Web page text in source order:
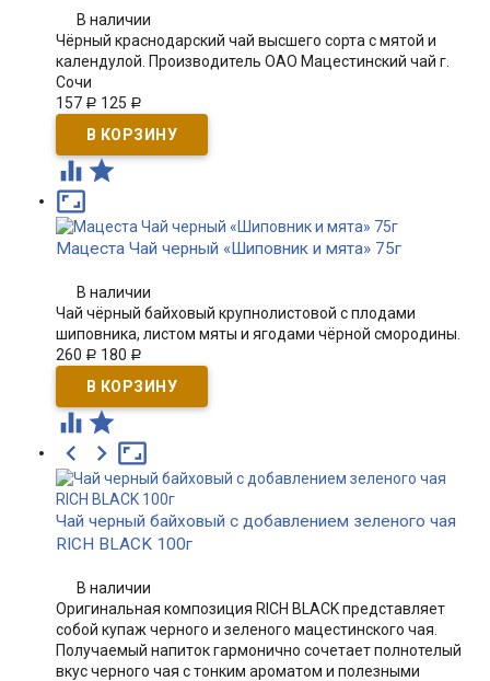
В наличии
Чёрный краснодарский чай высшего сорта с мятой и
календулой. Производитель ОАО Мацестинский чай г.
Сочи
157 Р 125 Р
 

Мацеста Чай черный «Шиповник и мята» 75г
В наличии
Чай чёрный байховый крупнолистовой с плодами
шиповника, листом мяты и ягодами чёрной смородины.
260 Р 180 Р
 

 
Чай черный байховый с добавлением зеленого чая
RICH BLACK 100г
В наличии
Оригинальная композиция RICH BLACK представляет
собой купаж черного и зеленого мацестинского чая.
Получаемый напиток гармонично сочетает полнотелый
вкус черного чая с тонким ароматом и полезными